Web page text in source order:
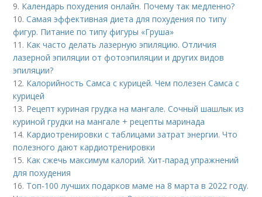
9. Календарь похудения онлайн. Почему так медленно?
10.Самая эффективная диета для похудения по типу
фигур. Питание по типу фигуры «Груша»
11. Как часто делать лазерную эпиляцию. Отличия
лазерной эпиляции от фотоэпиляции и других видов
эпиляции?
12. Калорийность Самса с курицей. Чем полезен Самса с
курицей
13. Рецепт куриная грудка на мангале. Сочный шашлык из
куриной грудки на мангале + рецепты маринада
14. Кардиотренировки с таблицами затрат энергии. Что
полезного дают кардиотренировки
15. Как сжечь максимум калорий. Хит-парад упражнений
для похудения
16. Топ-100 лучших подарков маме на 8 марта в 2022 году.